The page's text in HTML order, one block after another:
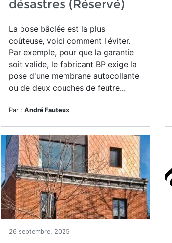
désastres (Réservé)
La pose bâclée est la plus
coûteuse, voici comment l'éviter.
Par exemple, pour que la garantie
soit valide, le fabricant BP exige la
pose d'une membrane autocollante
ou de deux couches de feutre...
Par : André Fauteux
26 septembre, 2025